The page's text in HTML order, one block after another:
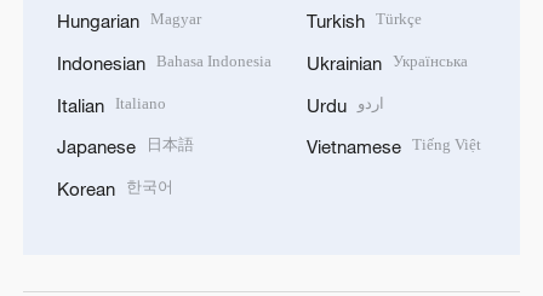
Hungarian Magyar
Indonesian Bahasa Indonesia
Italian Italiano
Japanese 日本語
Korean 한국어
Turkish Türkçe
Ukrainian Українська
Urdu اردو
Vietnamese Tiếng Việt